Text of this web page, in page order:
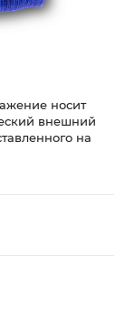
носит
внешний
на